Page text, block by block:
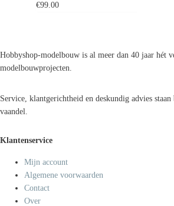
€99.00
Hobbyshop-modelbouw is al meer dan 40 jaar hét
modelbouwprojecten.
Service, klantgerichtheid en deskundig advies
vaandel.
Klantenservice
Mijn account
Algemene voorwaarden
Contact
Over